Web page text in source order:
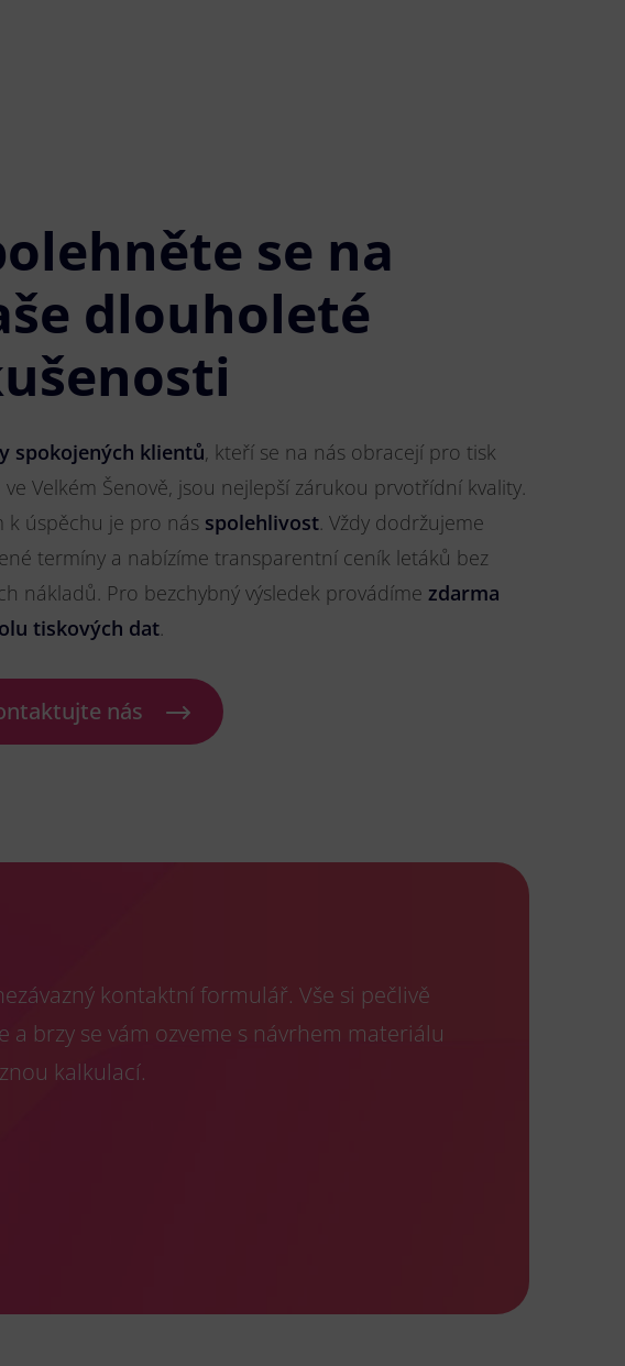
se na
dlouholeté
spokojených klientů, kteří se na nás obracejí pro tisk
ve Velkém Šenově, jsou nejlepší zárukou prvotřídní kvality.
k úspěchu je pro nás spolehlivost. Vždy dodržujeme
termíny a nabízíme transparentní ceník letáků bez
nákladů. Pro bezchybný výsledek provádíme zdarma
tiskových dat.
nás
kontaktní formulář. Vše si pečlivě
a brzy se vám ozveme s návrhem materiálu
kalkulací.